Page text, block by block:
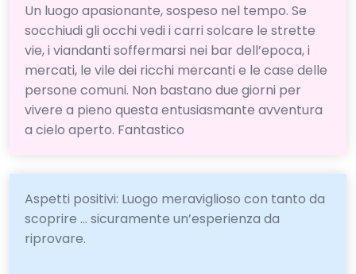
Un luogo apasionante, sospeso nel tempo. Se
socchiudi gli occhi vedi i carri solcare le strette
vie, i viandanti soffermarsi nei bar dell’epoca, i
mercati, le vile dei ricchi mercanti e le case delle
persone comuni. Non bastano due giorni per
vivere a pieno questa entusiasmante avventura
a cielo aperto. Fantastico
Aspetti positivi: Luogo meraviglioso con tanto da
scoprire … sicuramente un’esperienza da
riprovare.